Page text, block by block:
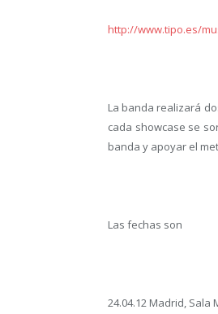
http://www.tipo.es/
La banda realizará
cada showcase se
banda y apoyar el
Las fechas son
24.04.12 Madrid, Sala